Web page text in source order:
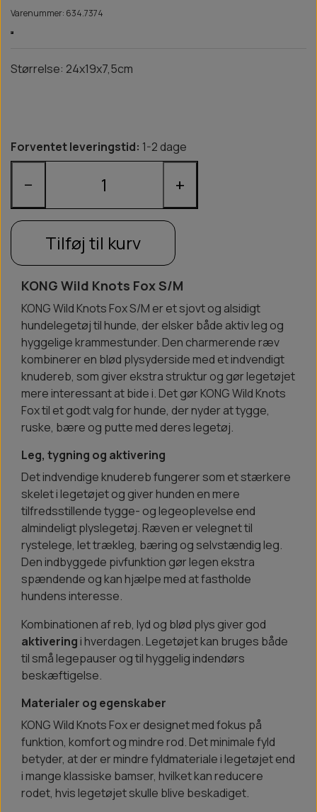
Varenummer: 634.7374
Størrelse: 24x19x7,5cm
Forventet leveringstid: 1-2 dage
− +
Tilføj til kurv
KONG Wild Knots Fox S/M
KONG Wild Knots Fox S/M er et sjovt og alsidigt
hundelegetøj til hunde, der elsker både aktiv leg og
hyggelige krammestunder. Den charmerende ræv
kombinerer en blød plysyderside med et indvendigt
knudereb, som giver ekstra struktur og gør legetøjet
mere interessant at bide i. Det gør KONG Wild Knots
Fox til et godt valg for hunde, der nyder at tygge,
ruske, bære og putte med deres legetøj.
Leg, tygning og aktivering
Det indvendige knudereb fungerer som et stærkere
skelet i legetøjet og giver hunden en mere
tilfredsstillende tygge- og legeoplevelse end
almindeligt plyslegetøj. Ræven er velegnet til
rystelege, let trækleg, bæring og selvstændig leg.
Den indbyggede pivfunktion gør legen ekstra
spændende og kan hjælpe med at fastholde
hundens interesse.
Kombinationen af reb, lyd og blød plys giver god
aktivering i hverdagen. Legetøjet kan bruges både
til små legepauser og til hyggelig indendørs
beskæftigelse.
Materialer og egenskaber
KONG Wild Knots Fox er designet med fokus på
funktion, komfort og mindre rod. Det minimale fyld
betyder, at der er mindre fyldmateriale i legetøjet end
i mange klassiske bamser, hvilket kan reducere
rodet, hvis legetøjet skulle blive beskadiget.